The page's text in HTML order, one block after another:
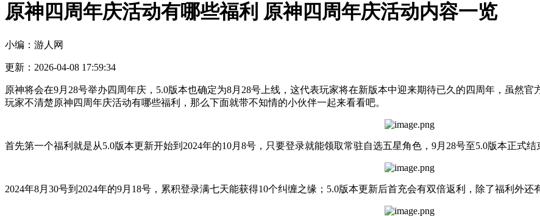
原神四周年庆活动有哪些福利 原神四周年庆活动内容一览
小编：游人网
更新：2026-04-08 17:59:34
原神将会在9月28号举办四周年庆，5.0版本也确定为8月28号上线，这代表玩家将在新版本中迎来期待已久的四周年，虽然
玩家不清楚原神四周年庆活动有哪些福利，那么下面就带不知情的小伙伴一起来看看吧。
首先第一个福利就是从5.0版本更新开始到2024年的10月8号，只要登录就能领取常驻自选五星角色，9月28号至5.0版本正式
2024年8月30号到2024年的9月18号，累积登录满七天能获得10个纠缠之缘；5.0版本更新后首充会有双倍返利，除了福利外